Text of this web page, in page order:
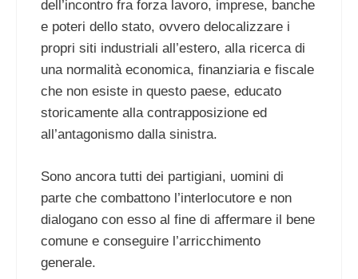
dell’incontro fra forza lavoro, imprese, banche
e poteri dello stato, ovvero delocalizzare i
propri siti industriali all’estero, alla ricerca di
una normalità economica, finanziaria e fiscale
che non esiste in questo paese, educato
storicamente alla contrapposizione ed
all’antagonismo dalla sinistra.
Sono ancora tutti dei partigiani, uomini di
parte che combattono l’interlocutore e non
dialogano con esso al fine di affermare il bene
comune e conseguire l’arricchimento
generale.